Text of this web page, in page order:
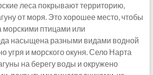
леса покрывают территорию,
от моря. Это хорошее место, чтобы
морскими птицами или
насыщена разными видами водной
угря и морского окуня. Село Нарта
на берегу воды и окружено